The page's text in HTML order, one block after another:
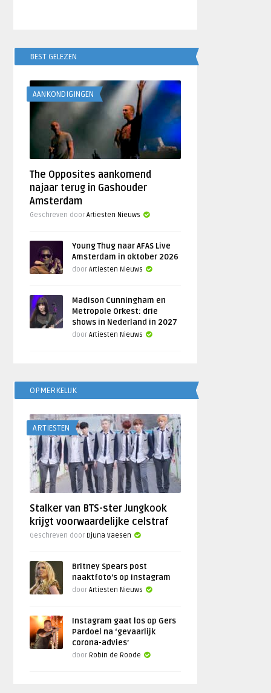
BEST GELEZEN
AANKONDIGINGEN
The Opposites aankomend
najaar terug in Gashouder
Amsterdam
Geschreven doorArtiesten Nieuws
Young Thug naar AFAS Live
Amsterdam in oktober 2026
doorArtiesten Nieuws
Madison Cunningham en
Metropole Orkest: drie
shows in Nederland in 2027
doorArtiesten Nieuws
OPMERKELIJK
ARTIESTEN
Stalker van BTS-ster Jungkook
krijgt voorwaardelijke celstraf
Geschreven door Djuna Vaesen
Britney Spears post
naaktfoto’s op Instagram
doorArtiesten Nieuws
Instagram gaat los op Gers
Pardoel na ‘gevaarlijk
corona-advies’
door Robin de Roode